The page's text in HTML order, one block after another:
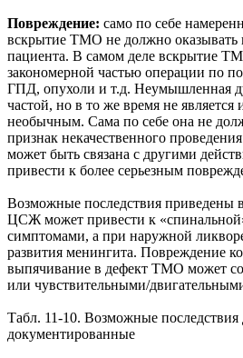
Повреждение: само по себе
вскрытие ТМО не должно оказывать
пациента. В самом деле вскрытие
закономерной частью операции по
ГПД, опухоли и т.д. Неумышленная
частой, но в то же время не
необычным. Сама по себе она не
признак некачественного
может быть связана с другими
привести к более серьезным
Возможные последствия приведены
ЦСЖ может привести к
симптомами, а при наружной
развития менингита. Повреждение
выпячивание в дефект ТМО может
или чувствительными/
Табл. 11-10. Возможные
документированные